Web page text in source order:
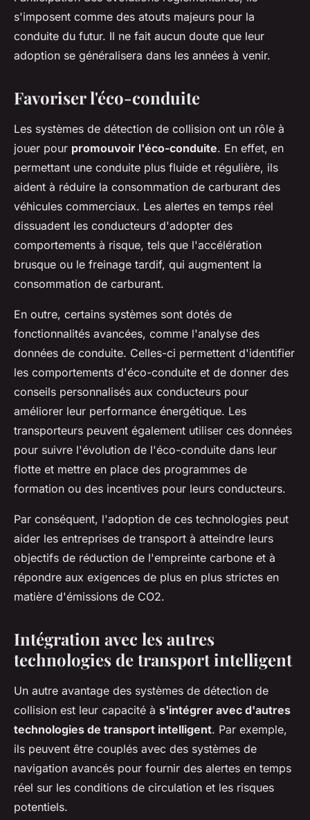
s'imposent comme des atouts majeurs pour la
conduite du futur. Il ne fait aucun doute que leur
adoption se généralisera dans les années à venir.
Favoriser l'éco-conduite
Les systèmes de détection de collision ont un rôle à
jouer pour promouvoir l'éco-conduite. En effet, en
permettant une conduite plus fluide et régulière, ils
aident à réduire la consommation de carburant des
véhicules commerciaux. Les alertes en temps réel
dissuadent les conducteurs d'adopter des
comportements à risque, tels que l'accélération
brusque ou le freinage tardif, qui augmentent la
consommation de carburant.
En outre, certains systèmes sont dotés de
fonctionnalités avancées, comme l'analyse des
données de conduite. Celles-ci permettent d'identifier
les comportements d'éco-conduite et de donner des
conseils personnalisés aux conducteurs pour
améliorer leur performance énergétique. Les
transporteurs peuvent également utiliser ces données
pour suivre l'évolution de l'éco-conduite dans leur
flotte et mettre en place des programmes de
formation ou des incentives pour leurs conducteurs.
Par conséquent, l'adoption de ces technologies peut
aider les entreprises de transport à atteindre leurs
objectifs de réduction de l'empreinte carbone et à
répondre aux exigences de plus en plus strictes en
matière d'émissions de CO2.
Intégration avec les autres
technologies de transport intelligent
Un autre avantage des systèmes de détection de
collision est leur capacité à s'intégrer avec d'autres
technologies de transport intelligent. Par exemple,
ils peuvent être couplés avec des systèmes de
navigation avancés pour fournir des alertes en temps
réel sur les conditions de circulation et les risques
potentiels.